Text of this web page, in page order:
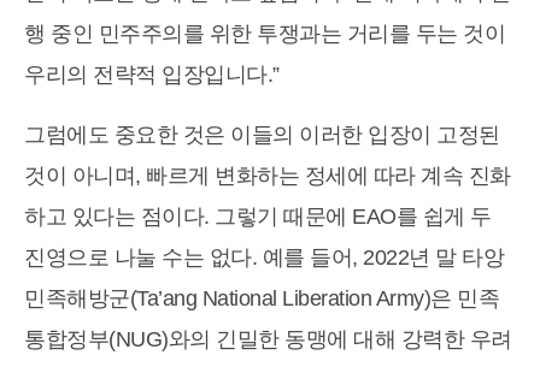
행 중인 민주주의를 위한 투쟁과는 거리를 두는 것이
우리의 전략적 입장입니다.”
그럼에도 중요한 것은 이들의 이러한 입장이 고정된
것이 아니며, 빠르게 변화하는 정세에 따라 계속 진화
하고 있다는 점이다. 그렇기 때문에 EAO를 쉽게 두
진영으로 나눌 수는 없다. 예를 들어, 2022년 말 타앙
민족해방군(Ta’ang National Liberation Army)은 민족
통합정부(NUG)와의 긴밀한 동맹에 대해 강력한 우려